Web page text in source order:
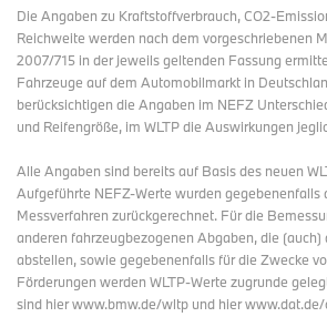
Die Angaben zu Kraftstoffverbrauch, CO2-
Reichweite werden nach dem vorgeschriebenen
2007/715 in der jeweils geltenden Fassung
Fahrzeuge auf dem Automobilmarkt in
berücksichtigen die Angaben im NEFZ
und Reifengröße, im WLTP die Auswirkungen
Alle Angaben sind bereits auf Basis des neuen
Aufgeführte NEFZ-Werte wurden gegebenenfalls
Messverfahren zurückgerechnet. Für die
anderen fahrzeugbezogenen Abgaben, die
abstellen, sowie gegebenenfalls für die Zwecke
Förderungen werden WLTP-Werte zugrunde
sind hier www.bmw.de/wltp und hier